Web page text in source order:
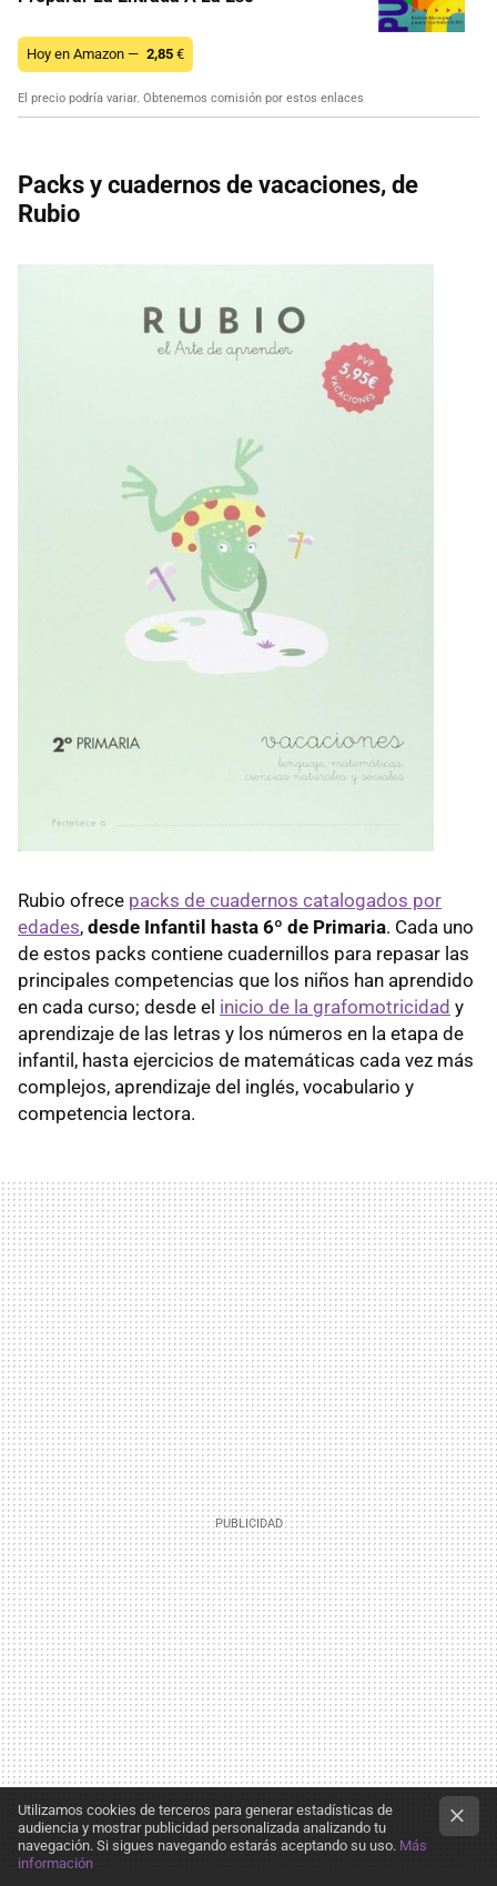
Hoy en Amazon — 2,85 €
El precio podría variar. Obtenemos comisión por estos enlaces
Packs y cuadernos de vacaciones, de
Rubio
Rubio ofrece packs de cuadernos catalogados por
edades, desde Infantil hasta 6º de Primaria. Cada uno
de estos packs contiene cuadernillos para repasar las
principales competencias que los niños han aprendido
en cada curso; desde el inicio de la grafomotricidad y
aprendizaje de las letras y los números en la etapa de
infantil, hasta ejercicios de matemáticas cada vez más
complejos, aprendizaje del inglés, vocabulario y
competencia lectora.
Utilizamos cookies de terceros para generar estadísticas de
audiencia y mostrar publicidad personalizada analizando tu
navegación. Si sigues navegando estarás aceptando su uso. Más
información